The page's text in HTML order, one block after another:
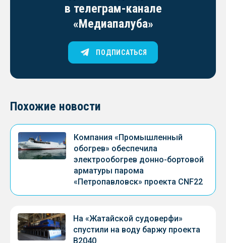
в телеграм-канале
«Медиапалуба»
ПОДПИСАТЬСЯ
Похожие новости
Компания «Промышленный
обогрев» обеспечила
электрообогрев донно-бортовой
арматуры парома
«Петропавловск» проекта CNF22
На «Жатайской судоверфи»
спустили на воду баржу проекта
В2040